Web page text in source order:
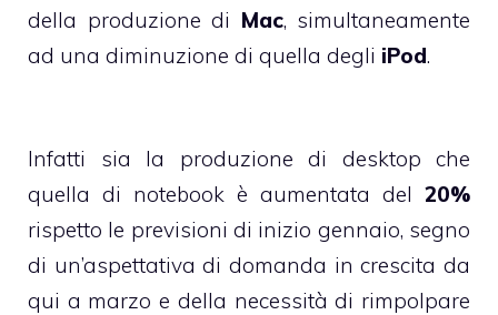
della produzione di Mac, simultaneamente
ad una diminuzione di quella degli iPod.
Infatti sia la produzione di desktop che
quella di notebook è aumentata del 20%
rispetto le previsioni di inizio gennaio, segno
di un’aspettativa di domanda in crescita da
qui a marzo e della necessità di rimpolpare